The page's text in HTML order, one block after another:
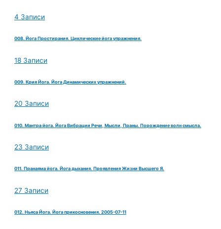
4 Записи
008. Йога Простирания. Циклические йога упражнения.
18 Записи
009. Крия Йога. Йога Динамических упражнений.
20 Записи
010. Мантра йога. Йога Вибрации Речи, Мысли, Праны. Порождение волн смысла.
23 Записи
011. Пранаяма йога. Йога дыхания. Проявления Жизни Высшего Я.
27 Записи
012. Ньяса Йога. Йога прикосновения. 2005-07-11